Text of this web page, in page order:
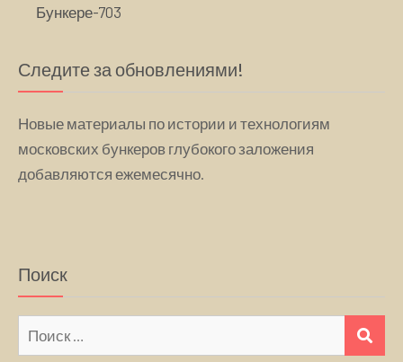
Бункере-703
Следите за обновлениями!
Новые материалы по истории и технологиям
московских бункеров глубокого заложения
добавляются ежемесячно.
Поиск
Искать: